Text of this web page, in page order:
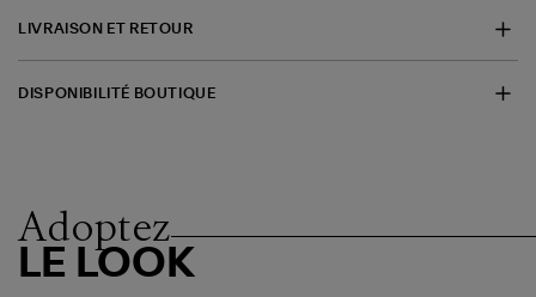
LIVRAISON ET RETOUR
DISPONIBILITÉ BOUTIQUE
Adoptez
LE LOOK